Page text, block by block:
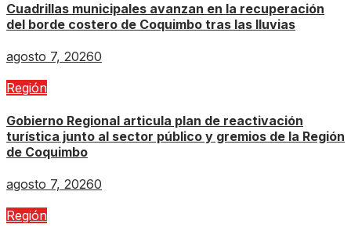
Cuadrillas municipales avanzan en la recuperación
del borde costero de Coquimbo tras las lluvias
agosto 7, 20260
Región
Gobierno Regional articula plan de reactivación
turística junto al sector público y gremios de la Región
de Coquimbo
agosto 7, 20260
Región